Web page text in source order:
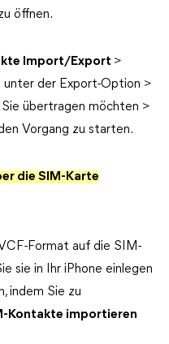
öffnen.
Import/Export >
unter der Export-Option >
Sie übertragen möchten >
Vorgang zu starten.
die SIM-Karte
Format auf die SIM-
sie in Ihr iPhone einlegen
indem Sie zu
Kontakte importieren